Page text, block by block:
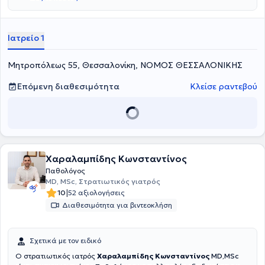
Θεσσαλονίκης και έχει παρακολουθήσει πλήθος ελληνικών
αρτηριακή πίεση.
Ιατρείο 1
Μητροπόλεως 55, Θεσσαλονίκη, ΝΟΜΟΣ ΘΕΣΣΑΛΟΝΙΚΗΣ
Επόμενη διαθεσιμότητα
Κλείσε ραντεβού
Χαραλαμπίδης Κωνσταντίνος
Παθολόγος
MD, MSc, Στρατιωτικός γιατρός
10|52 αξιολογήσεις
Διαθεσιμότητα για βιντεοκλήση
Σχετικά με τον ειδικό
Ο στρατιωτικός ιατρός Χαραλαμπίδης Κωνσταντίνος MD,MSc